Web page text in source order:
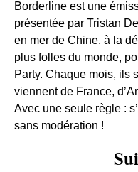
Borderline est une
présentée par Tristan
en mer de Chine, à la
plus folles du monde,
Party. Chaque mois, ils
viennent de France,
Avec une seule règle :
sans modération !